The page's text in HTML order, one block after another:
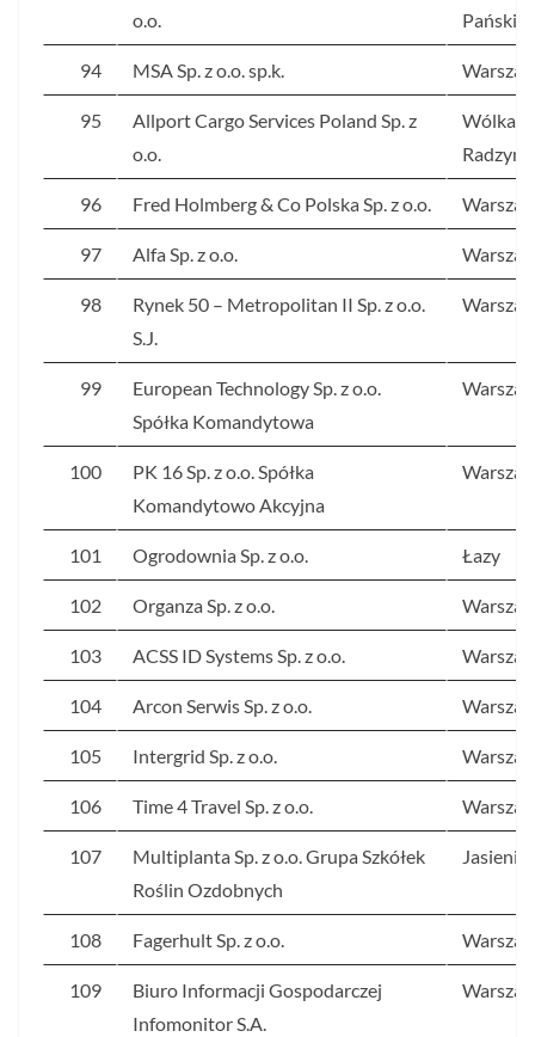
o.o.
Pański
94 MSA Sp. z o.o. sp.k.
95
Allport Cargo Services Poland Sp. z
o.o.
Wólka
96 Fred Holmberg & Co Polska Sp. z o.o.
97 Alfa Sp. z o.o.
98
Rynek 50 – Metropolitan II Sp. z o.o.
S.J.
99
European Technology Sp. z o.o.
Spółka Komandytowa
100
PK 16 Sp. z o.o. Spółka
Komandytowo Akcyjna
101 Ogrodownia Sp. z o.o. Łazy
102 Organza Sp. z o.o.
103 ACSS ID Systems Sp. z o.o.
104 Arcon Serwis Sp. z o.o.
105 Intergrid Sp. z o.o.
106 Time 4 Travel Sp. z o.o.
107
Multiplanta Sp. z o.o. Grupa Szkółek
Roślin Ozdobnych
Jasieniec
108 Fagerhult Sp. z o.o.
109
Biuro Informacji Gospodarczej
Infomonitor S.A.